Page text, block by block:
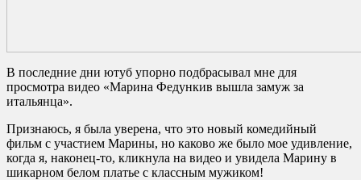
В последние дни ютуб упорно подбрасывал мне для
просмотра видео «Марина Федункив вышла замуж за
итальянца».
Признаюсь, я была уверена, что это новый комедийный
фильм с участием Марины, но каково же было мое удивление,
когда я, наконец-то, кликнула на видео и увидела Марину в
шикарном белом платье с классным мужиком!